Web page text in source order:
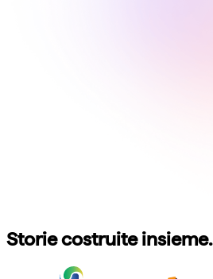
Storie costruite insieme.